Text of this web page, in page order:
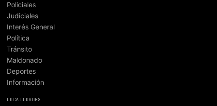
Policiales
Judiciales
Interés General
Política
Tránsito
Maldonado
Deportes
Información
LOCALIDADES